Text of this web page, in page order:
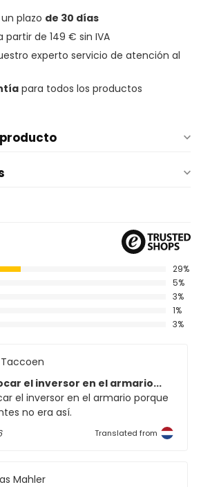
plazo de 30 días
partir de 149 € sin IVA
experto servicio de atención al
para todos los productos
29%
5%
3%
1%
3%
el inversor en el armario...
el inversor en el armario porque
no era así.
Translated from
Mahler